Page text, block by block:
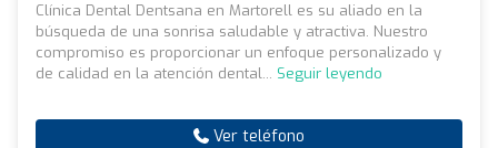
Clínica Dental Dentsana en Martorell es su aliado en la
búsqueda de una sonrisa saludable y atractiva. Nuestro
compromiso es proporcionar un enfoque personalizado y
de calidad en la atención dental... Seguir leyendo
Ver teléfono